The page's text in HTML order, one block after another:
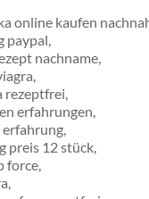
online kaufen
paypal,
nachname,
rezeptfrei,
erfahrungen,
preis 12 stück,
force,